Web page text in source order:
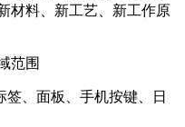
材料、新工艺、新工作原
范围
、面板、手机按键、日